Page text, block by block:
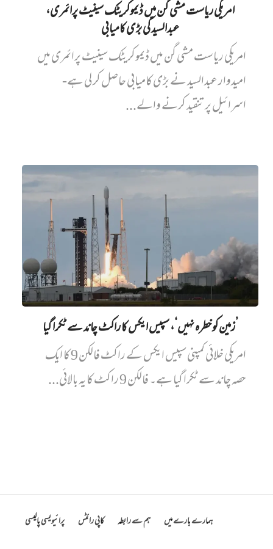
امریکی ریاست مشی گن میں ڈیموکریٹک سینیٹ پرائمری،
عبدالسید کی بڑی کامیابی
امریکی ریاست مشی گن میں ڈیموکریٹک سینیٹ پرائمری میں‌
امیدوار عبدالسید نے بڑی کامیابی حاصل کر لی ہے-
اسرائیل پر تنقید کرنے والے...
’زمین کو خطرہ نہیں‘، سپیس ایکس کا راکٹ چاند سے ٹکرا گیا
امریکی خلائی کمپنی سپیس ایکس کے راکٹ فالکن 9 کا ایک
حصہ چاند سے ٹکرا گیا ہے۔ فالکن 9 راکٹ کا یہ بالائی...
ہمارے بارے میں ہم سے رابطہ کاپی رائٹس پرائیویسی پالیسی